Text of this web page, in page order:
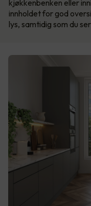
kjøkkenbenken eller
innholdet for god
lys, samtidig som du